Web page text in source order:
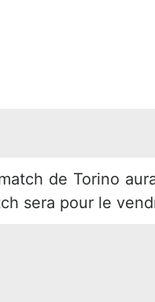
de Torino
sera pour le